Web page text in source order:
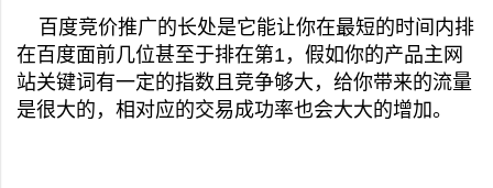
百度竞价推广的长处是它能让你在最短的时间内排
在百度面前几位甚至于排在第1，假如你的产品主网
站关键词有一定的指数且竞争够大，给你带来的流量
是很大的，相对应的交易成功率也会大大的增加。